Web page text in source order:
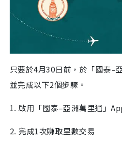
只要於4月30日前，於「國泰–
並完成以下2個步驟。
1. 啟用「國泰–亞洲萬里通」
2. 完成1次賺取里數交易